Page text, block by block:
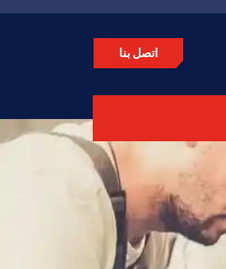
اتصل بنا